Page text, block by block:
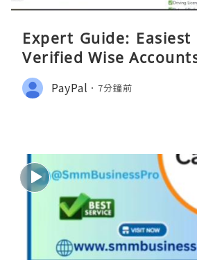
Expert Guide:
Verified Wise
PayPal 7分鐘前